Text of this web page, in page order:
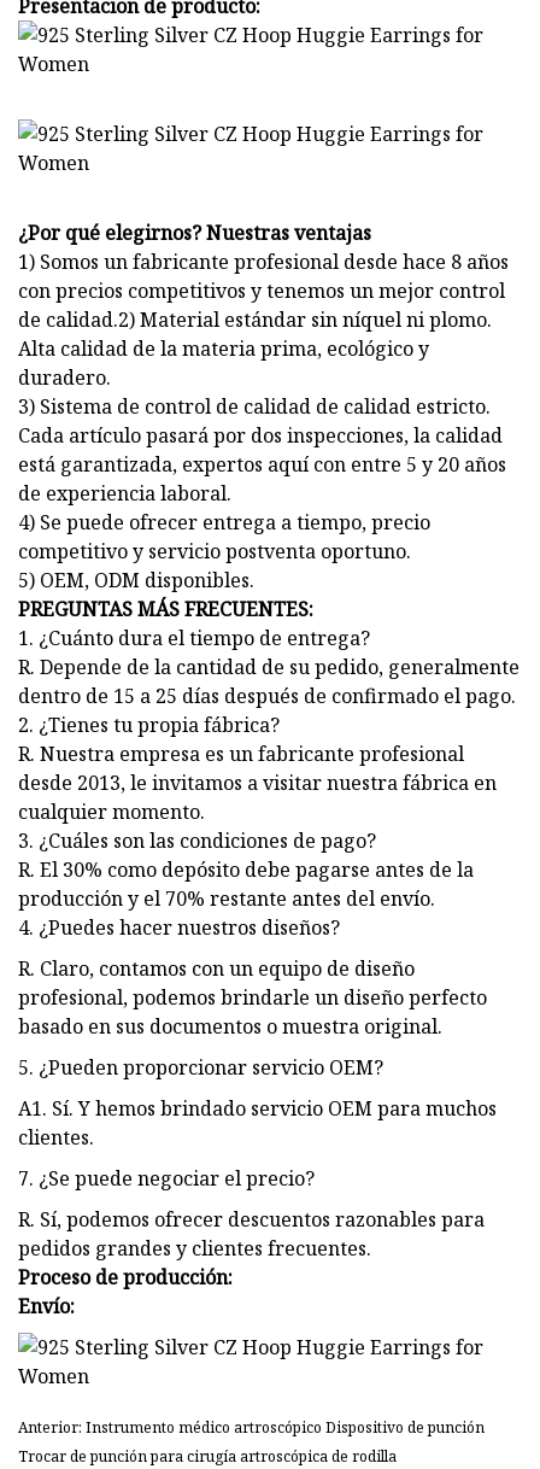
Presentacion de producto:
¿Por qué elegirnos? Nuestras ventajas
1) Somos un fabricante profesional desde hace 8 años
con precios competitivos y tenemos un mejor control
de calidad.2) Material estándar sin níquel ni plomo.
Alta calidad de la materia prima, ecológico y
duradero.
3) Sistema de control de calidad de calidad estricto.
Cada artículo pasará por dos inspecciones, la calidad
está garantizada, expertos aquí con entre 5 y 20 años
de experiencia laboral.
4) Se puede ofrecer entrega a tiempo, precio
competitivo y servicio postventa oportuno.
5) OEM, ODM disponibles.
PREGUNTAS MÁS FRECUENTES:
1. ¿Cuánto dura el tiempo de entrega?
R. Depende de la cantidad de su pedido, generalmente
dentro de 15 a 25 días después de confirmado el pago.
2. ¿Tienes tu propia fábrica?
R. Nuestra empresa es un fabricante profesional
desde 2013, le invitamos a visitar nuestra fábrica en
cualquier momento.
3. ¿Cuáles son las condiciones de pago?
R. El 30% como depósito debe pagarse antes de la
producción y el 70% restante antes del envío.
4. ¿Puedes hacer nuestros diseños?
R. Claro, contamos con un equipo de diseño
profesional, podemos brindarle un diseño perfecto
basado en sus documentos o muestra original.
5. ¿Pueden proporcionar servicio OEM?
A1. Sí. Y hemos brindado servicio OEM para muchos
clientes.
7. ¿Se puede negociar el precio?
R. Sí, podemos ofrecer descuentos razonables para
pedidos grandes y clientes frecuentes.
Proceso de producción:
Envío:
Anterior: Instrumento médico artroscópico Dispositivo de punción
Trocar de punción para cirugía artroscópica de rodilla